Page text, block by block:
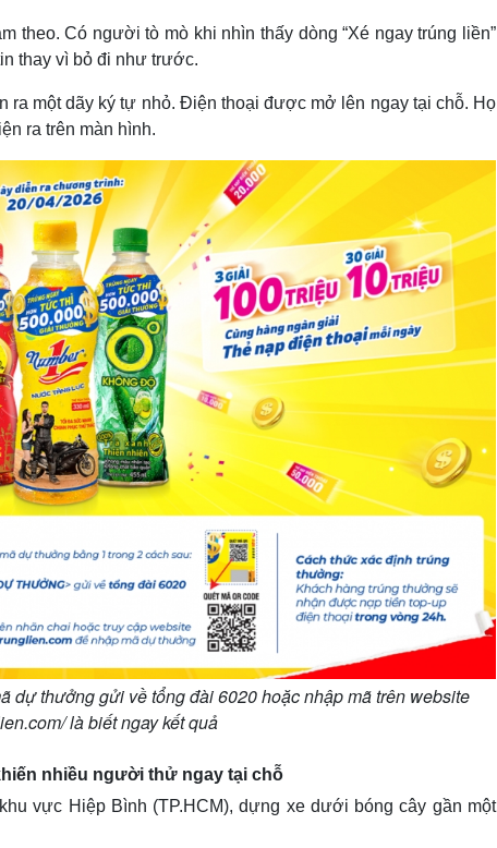
theo. Có người tò mò khi nhìn thấy dòng “Xé ngay trúng liền”
thay vì bỏ đi như trước.
một dãy ký tự nhỏ. Điện thoại được mở lên ngay tại chỗ. Họ
ra trên màn hình.
dự thưởng gửi về tổng đài 6020 hoặc nhập mã trên website
là biết ngay kết quả
nhiều người thử ngay tại chỗ
vực Hiệp Bình (TP.HCM), dựng xe dưới bóng cây gần một